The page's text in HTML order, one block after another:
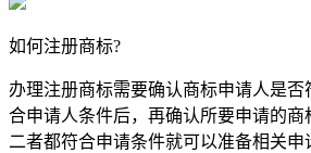
如何注册商标?
办理注册商标需要确认商标申请人是
合申请人条件后，再确认所要申请的商
二者都符合申请条件就可以准备相关